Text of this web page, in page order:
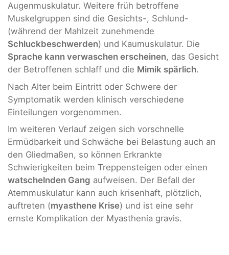
Augenmuskulatur. Weitere früh betroffene
Muskelgruppen sind die Gesichts-, Schlund-
(während der Mahlzeit zunehmende
Schluckbeschwerden) und Kaumuskulatur. Die
Sprache kann verwaschen erscheinen, das Gesicht
der Betroffenen schlaff und die Mimik spärlich.
Nach Alter beim Eintritt oder Schwere der
Symptomatik werden klinisch verschiedene
Einteilungen vorgenommen.
Im weiteren Verlauf zeigen sich vorschnelle
Ermüdbarkeit und Schwäche bei Belastung auch an
den Gliedmaßen, so können Erkrankte
Schwierigkeiten beim Treppensteigen oder einen
watschelnden Gang aufweisen. Der Befall der
Atemmuskulatur kann auch krisenhaft, plötzlich,
auftreten (myasthene Krise) und ist eine sehr
ernste Komplikation der Myasthenia gravis.